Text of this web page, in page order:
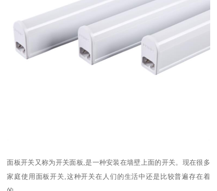
面板开关又称为开关面板,是一种安装在墙壁上面的开关。现在很多
家庭使用面板开关,这种开关在人们的生活中还是比较普遍存在着